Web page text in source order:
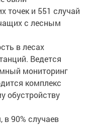
точек и 551 случай
с лесным
в лесах
Ведется
мониторинг
комплекс
обустройству
90% случаев